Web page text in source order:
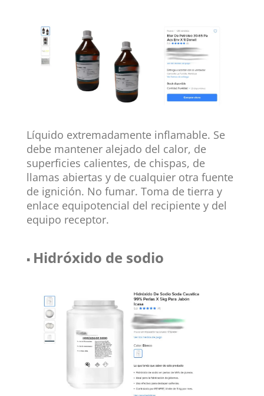
Líquido extremadamente inflamable. Se
debe mantener alejado del calor, de
superficies calientes, de chispas, de
llamas abiertas y de cualquier otra fuente
de ignición. No fumar. Toma de tierra y
enlace equipotencial del recipiente y del
equipo receptor.
▪ Hidróxido de sodio